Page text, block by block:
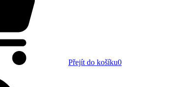
Přejít do košíku0